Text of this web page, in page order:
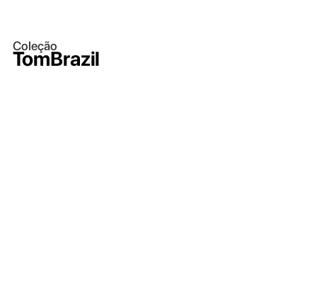
Coleção
TomBrazil